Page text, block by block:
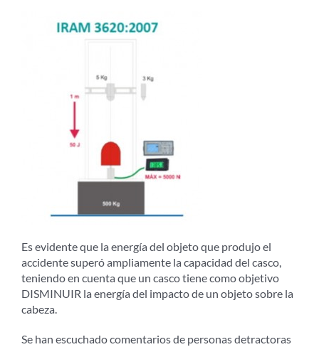
Es evidente que la energía del objeto que produjo el
accidente superó ampliamente la capacidad del casco,
teniendo en cuenta que un casco tiene como objetivo
DISMINUIR la energía del impacto de un objeto sobre la
cabeza.
Se han escuchado comentarios de personas detractoras